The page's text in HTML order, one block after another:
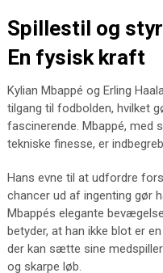
Spillestil og
En fysisk kraft
Kylian Mbappé og Erling
tilgang til fodbolden, hvilket
fascinerende. Mbappé, med
tekniske finesse, er
Hans evne til at udfordre
chancer ud af ingenting gør
Mbappés elegante
betyder, at han ikke blot er
der kan sætte sine
og skarpe løb.